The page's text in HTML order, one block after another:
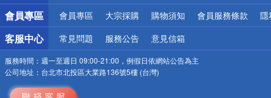
會員專區 會員專區 大宗採購 購物須知 會員服務條款 隱
客服中心 常見問題 服務公告 意見信箱
服務時間： 週一至週日 09:00-21:00，例假日依網站公告為主
公司地址： 台北市北投區大業路136號5樓 (台灣)